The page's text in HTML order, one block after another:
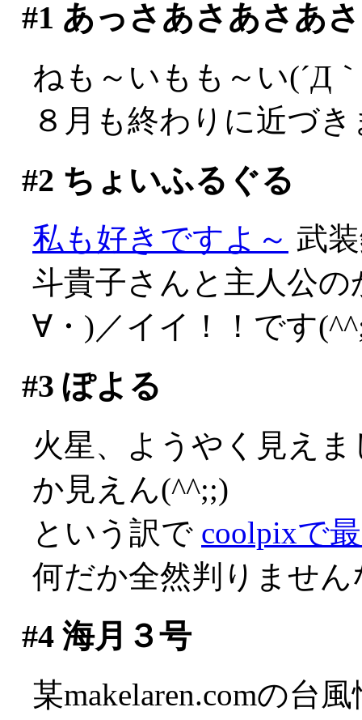
#1 あっさあさあさあ
ねも～いもも～い(´Д
８月も終わりに近づ
#2 ちょいふるぐる
私も好きですよ～ 武
斗貴子さんと主人公
∀・)／イイ！！です
#3 ぽよる
火星、ようやく見え
か見えん(^^;;)
という訳で coolpixで
何だか全然判りません
#4海月３号
某makelaren.comの台